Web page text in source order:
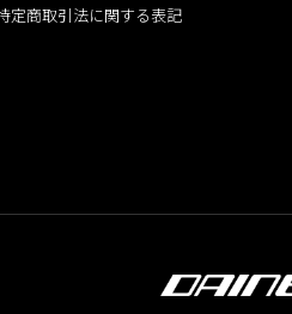
定商取引法に関する表記